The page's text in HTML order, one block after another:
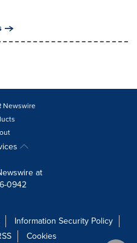
Newswire
at
0942
Information Security Policy
Cookies